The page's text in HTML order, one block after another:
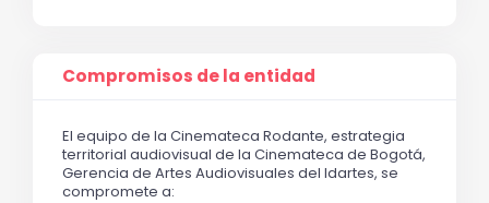
Compromisos de la entidad
El equipo de la Cinemateca Rodante, estrategia
territorial audiovisual de la Cinemateca de Bogotá,
Gerencia de Artes Audiovisuales del Idartes, se
compromete a: